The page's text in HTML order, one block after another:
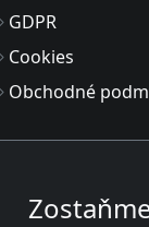
GDPR
Cookies
Obchodné